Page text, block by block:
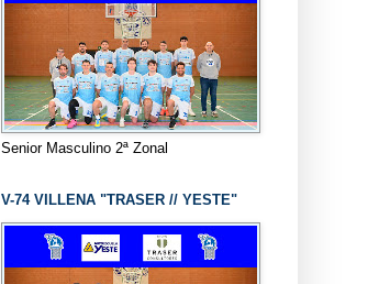
Senior Masculino 2ª Zonal
V-74 VILLENA "TRASER // YESTE"